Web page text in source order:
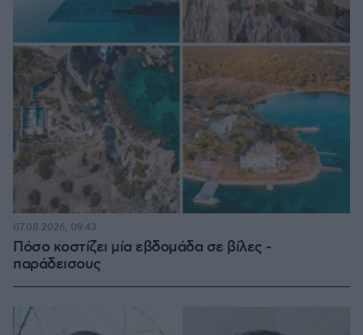
Πόσο κοστίζει μία εβδομάδα σε βίλες -
παράδεισους
07.08.2026, 09:43